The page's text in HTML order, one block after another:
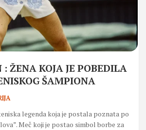
: ŽENA KOJA JE POBEDILA
ŠAMPIONA
legenda koja je postala poznata po
Meč koji je postao simbol borbe za